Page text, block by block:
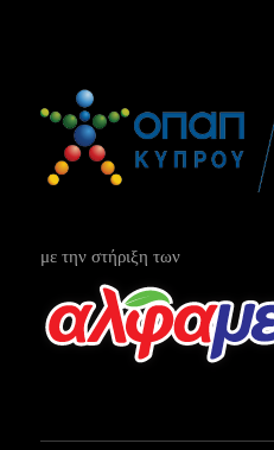
με την στήριξη των